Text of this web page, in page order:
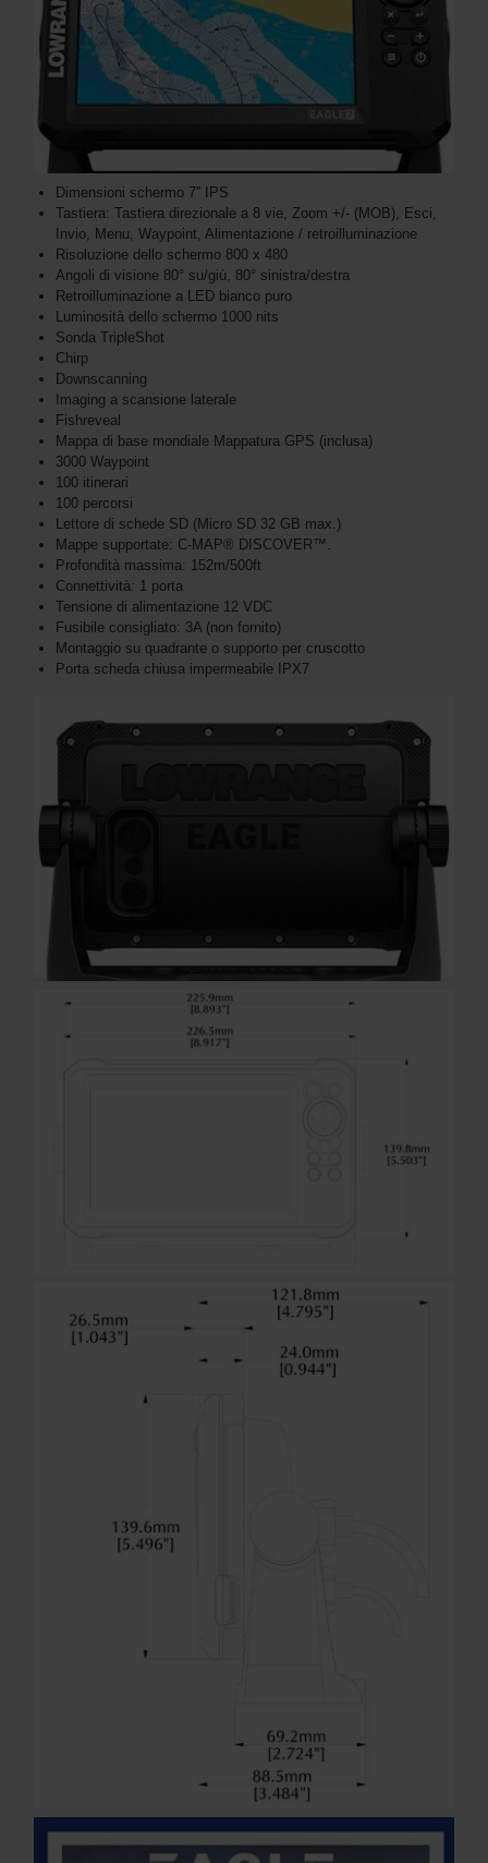
Dimensioni schermo 7” IPS
Tastiera: Tastiera direzionale a 8 vie, Zoom +/- (MOB), Esci,
Invio, Menu, Waypoint, Alimentazione / retroilluminazione
Risoluzione dello schermo 800 x 480
Angoli di visione 80° su/giù, 80° sinistra/destra
Retroilluminazione a LED bianco puro
Luminosità dello schermo 1000 nits
Sonda TripleShot
Chirp
Downscanning
Imaging a scansione laterale
Fishreveal
Mappa di base mondiale Mappatura GPS (inclusa)
3000 Waypoint
100 itinerari
100 percorsi
Lettore di schede SD (Micro SD 32 GB max.)
Mappe supportate: C-MAP® DISCOVER™.
Profondità massima: 152m/500ft
Connettività: 1 porta
Tensione di alimentazione 12 VDC
Fusibile consigliato: 3A (non fornito)
Montaggio su quadrante o supporto per cruscotto
Porta scheda chiusa impermeabile IPX7